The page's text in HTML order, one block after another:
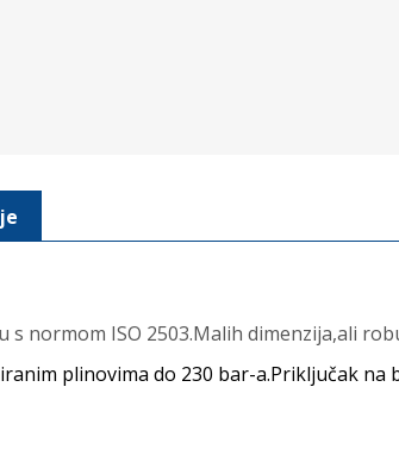
s normom ISO 2503.Malih dimenzija,ali
plinovima do 230 bar-a.Priključak na